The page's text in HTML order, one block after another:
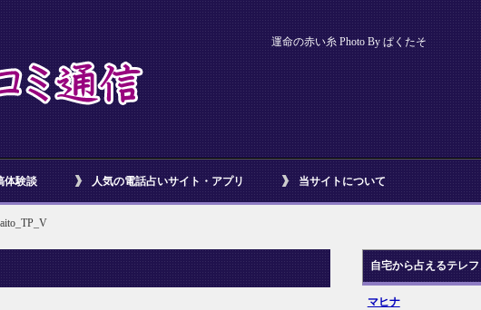
運命の赤い糸 Photo By ぱくたそ
体験談 人気の電話占いサイト・アプリ 当サイトについて
自宅から占えるテレ
マヒナ